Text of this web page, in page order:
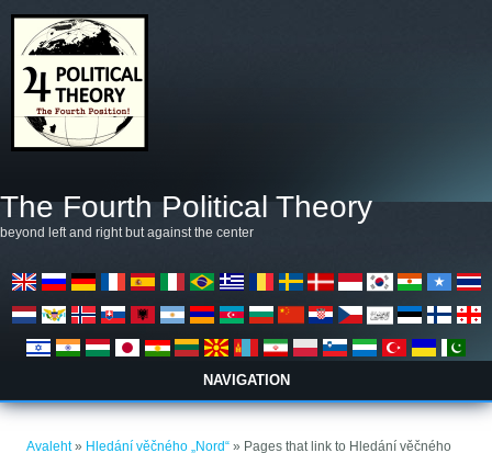
The Fourth Political Theory
beyond left and right but against the center
NAVIGATION
Avaleht» Hledání věčného „Nord“ » Pages that link to Hledání věčného